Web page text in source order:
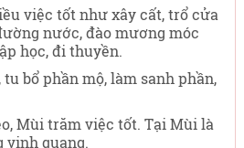
việc tốt như xây cất, trổ cửa
nước, đào mương móc
học, đi thuyền.
tu bổ phần mộ, làm sanh phần,
Mùi trăm việc tốt. Tại Mùi là
vinh quang.